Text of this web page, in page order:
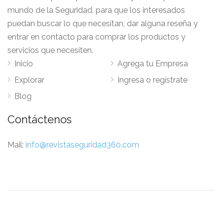
mundo de la Seguridad, para que los interesados
puedan buscar lo que necesitan, dar alguna reseña y
entrar en contacto para comprar los productos y
servicios que necesiten.
Inicio
Explorar
Blog
Agrega tu Empresa
Ingresa o regístrate
Contáctenos
Mail: info@revistaseguridad360.com